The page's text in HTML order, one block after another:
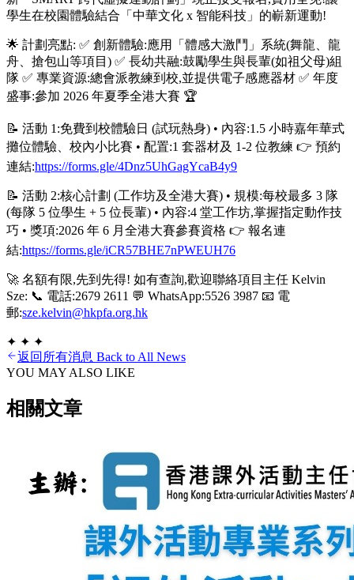
學生在校園體驗結合「中華文化 x 智能科技」的嶄新運動!
🌟 計劃亮點: ✅ 創新體驗:應用「體感大激鬥」系統(舞龍、龍
舟、搶包山等項目) ✅ 長幼共融:鼓勵學生與長輩(如祖父母)組
隊 ✅ 專業資源:總會派教練到校,並提供電子感應器材 ✅ 年度
盛事:參加 2026 年夏季全港大賽 🏆
📝 活動 1:免費到校體驗日 (試玩熱身) • 內容:1.5 小時嘉年華式
攤位體驗、校內小比賽 • 配置:1 套器材及 1-2 位教練 👉 預約
連結:https://forms.gle/4Dnz5UhGagYcaB4y9
📝 活動 2:核心計劃 (工作坊及全港大賽) • 規模:每校最多 3 隊
(每隊 5 位學生 + 5 位長輩) • 內容:4 堂工作坊,掌握指定動作技
巧 • 獎項:2026 年 6 月全港大賽參賽資格 👉 報名連
結:https://forms.gle/iCR57BHE7nPWEUH76
🚀 名額有限,先到先得! 如有查詢,歡迎聯絡項目主任 Kelvin
Sze: 📞 電話:2679 2611 💬 WhatsApp:5526 3987 📧 電
郵:sze.kelvin@hkpfa.org.hk
✦ ✦ ✦
返回所有消息 Back to All News
YOU MAY ALSO LIKE
相關文章